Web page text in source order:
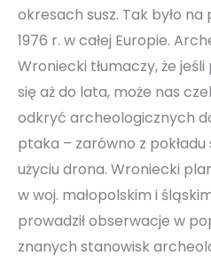
okresach susz. Tak było na
1976 r. w całej Europie.
Wroniecki tłumaczy, że
się aż do lata, może nas
odkryć archeologicznych
ptaka – zarówno z
użyciu drona. Wroniecki
w woj. małopolskim i
prowadził obserwacje w
znanych stanowisk